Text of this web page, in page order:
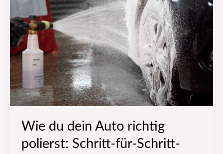
Wie du dein Auto richtig
polierst: Schritt-für-Schritt-
Auto
richtig
polierst:
Schritt-
für-
Schritt-
Anleitung
den
Profis